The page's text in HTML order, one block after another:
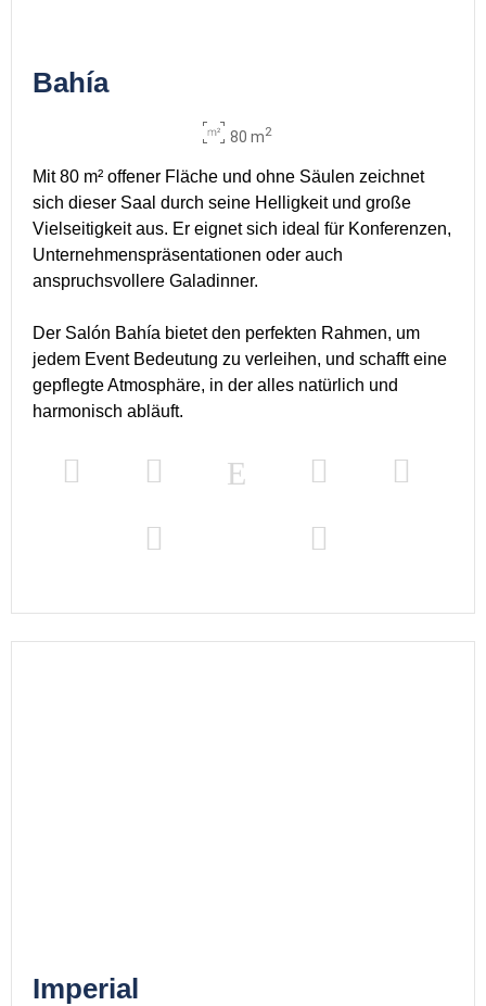
Bahía
80 m2
Mit 80 m² offener Fläche und ohne Säulen zeichnet
sich dieser Saal durch seine Helligkeit und große
Vielseitigkeit aus. Er eignet sich ideal für Konferenzen,
Unternehmenspräsentationen oder auch
anspruchsvollere Galadinner.
Der Salón Bahía bietet den perfekten Rahmen, um
jedem Event Bedeutung zu verleihen, und schafft eine
gepflegte Atmosphäre, in der alles natürlich und
harmonisch abläuft.
Imperial